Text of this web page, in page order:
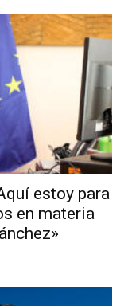
estoy para
en materia